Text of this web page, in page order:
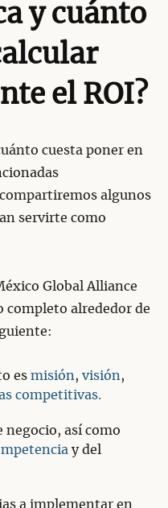
y cuánto
el ROI?
cuesta poner en
algunos
servirte como
Global Alliance
completo alrededor de
es misión, visión,
competitivas.
negocio, así como
y del
a implementar en